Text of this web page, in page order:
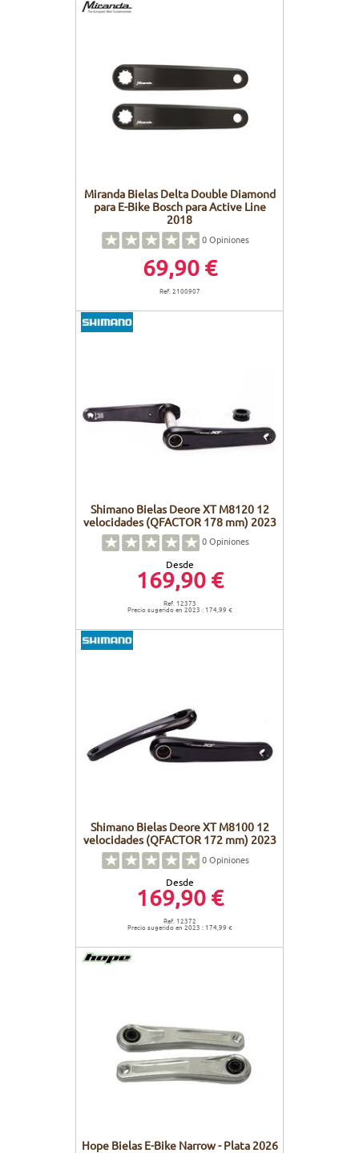
Miranda Bielas Delta Double Diamond
para E-Bike Bosch para Active Line
2018
0Opiniones
69,90 €
Ref. 2100907
Shimano Bielas Deore XT M8120 12
velocidades (QFACTOR 178 mm) 2023
0Opiniones
Desde
169,90 €
Ref. 12373
Precio sugerido en 2023 : 174,99 €
Shimano Bielas Deore XT M8100 12
velocidades (QFACTOR 172 mm) 2023
0Opiniones
Desde
169,90 €
Ref. 12372
Precio sugerido en 2023 : 174,99 €
Hope Bielas E-Bike Narrow - Plata 2026